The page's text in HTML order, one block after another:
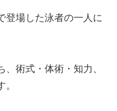
登場した泳者の一人に
術式・体術・知力、